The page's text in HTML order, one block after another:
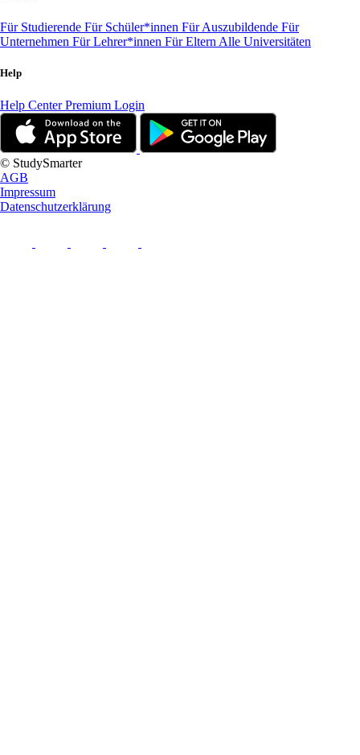
Für Studierende Für Schüler*innen Für Auszubildende Für
Unternehmen Für Lehrer*innen Für Eltern Alle Universitäten
Help
Help CenterPremium Login
© StudySmarter
AGB
Impressum
Datenschutzerklärung